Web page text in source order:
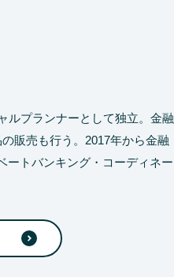
ルプランナーとして独立。金融
販売も行う。2017年から金融
ートバンキング・コーディネー